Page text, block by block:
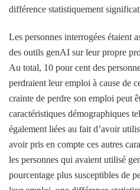
différence statistiquement
Les personnes interrogées étaient
des outils genAI sur leur propre
Au total, 10 pour cent des
perdraient leur emploi à cause de
crainte de perdre son emploi peut
caractéristiques démographiques
également liées au fait d’avoir
avoir pris en compte ces autres
les personnes qui avaient utilisé
pourcentage plus susceptibles de